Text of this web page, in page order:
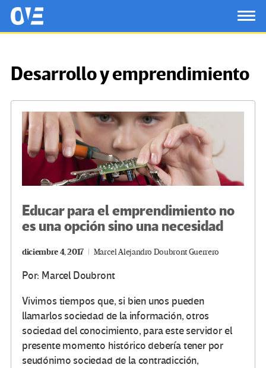
Saltar al contenido principal
OtrasVocesenEducacion.org
Desarrollo y emprendimiento
Educar para el emprendimiento no
es una opción sino una necesidad
diciembre 4, 2017 Marcel Alejandro Doubront Guerrero
Por: Marcel Doubront
Vivimos tiempos que, si bien unos pueden
llamarlos sociedad de la información, otros
sociedad del conocimiento, para este servidor el
presente momento histórico debería tener por
seudónimo sociedad de la contradicción,